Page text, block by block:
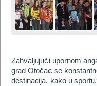
Zahvaljujući upornom
grad Otočac se
destinacija, kako u